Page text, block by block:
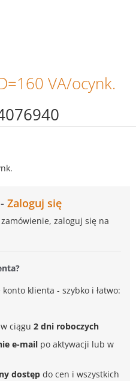
VA/ocynk.
Zaloguj się
zaloguj się na
klienta - szybko i łatwo:
ciągu 2 dni roboczych
e-mail po aktywacji lub w
dostęp do cen i wszystkich